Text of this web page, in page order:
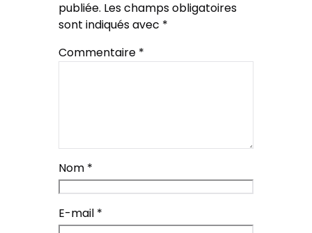
publiée. Les champs obligatoires
sont indiqués avec *
Commentaire *
Nom *
E-mail *